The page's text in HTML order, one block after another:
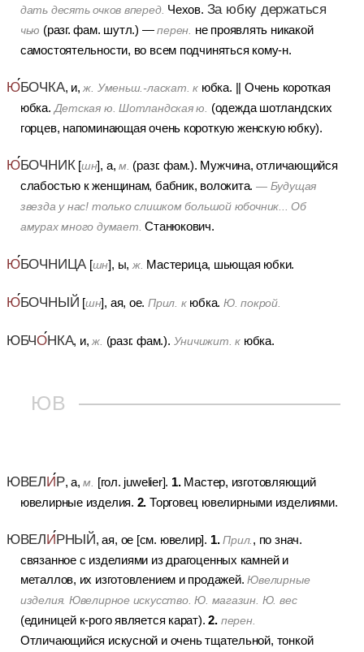
дать десять очков вперед. Чехов. За юбку держаться
чью (разг. фам. шутл.) —перен. не проявлять никакой
самостоятельности, во всем подчиняться кому-н.
ЮБОЧКА, и,ж. Уменьш.-ласкат. к юбка.
Очень короткая
юбка. Детская ю. Шотландская ю.
(одежда шотландских
горцев, напоминающая очень короткую женскую юбку).
ЮБОЧНИК [шн], а,м. (разг. фам.). Мужчина, отличающийся
слабостью к женщинам, бабник, волокита. — Будущая
звезда у нас! только слишком большой юбочник... Об
амурах много думает. Станюкович.
ЮБОЧНИЦА [шн], ы, ж. Мастерица, шьющая юбки.
ЮБОЧНЫЙ [шн], ая, ое.Прил. кюбка. Ю. покрой.
ЮБЧОНКА, и,ж. (разг. фам.). Уничижит. к юбка.
ЮВ
ЮВЕЛИР, а,м. [гол. juwelier]. 1. Мастер, изготовляющий
ювелирные изделия. 2. Торговец ювелирными изделиями.
ЮВЕЛИРНЫЙ, ая, ое [см. ювелир]. 1. Прил. , по знач.
связанное с изделиями из драгоценных камней и
металлов, их изготовлением и продажей. Ювелирные
изделия. Ювелирное искусство. Ю. магазин. Ю. вес
(единицей к-рого является карат). 2. перен.
Отличающийся искусной и очень тщательной, тонкой